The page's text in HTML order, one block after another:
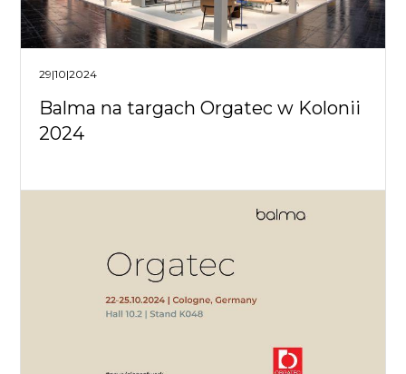
29|10|2024
Balma na targach Orgatec w Kolonii
2024